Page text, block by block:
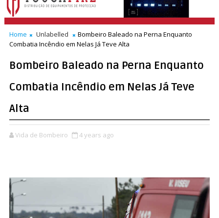
Home Unlabelled
Bombeiro Baleado na Perna Enquanto
Combatia Incêndio em Nelas Já Teve Alta
Bombeiro Baleado na Perna Enquanto
Combatia Incêndio em Nelas Já Teve
Alta
Vida de Bombeiro 4 years ago